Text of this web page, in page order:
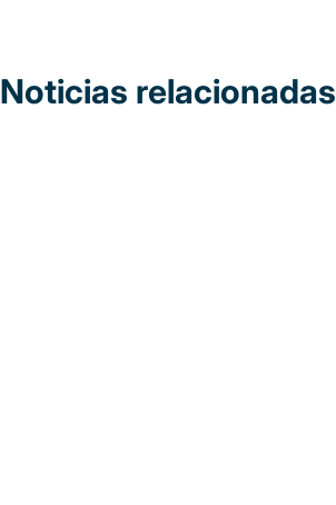
Noticias relacionadas